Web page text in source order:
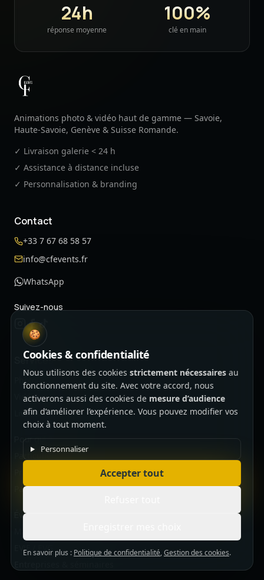
24h
réponse moyenne
100%
clé en main
CF Events
Animations photo & vidéo haut de gamme — Savoie,
Haute-Savoie, Genève & Suisse Romande.
✓ Livraison galerie < 24 h
✓ Assistance à distance incluse
✓ Personnalisation & branding
Contact
+33 7 67 68 58 57
info@cfevents.fr
WhatsApp
Suivez-nous
Services
Photobooth
Vidéobooth 360°
Livre d'or audio
Pour qui ?
Particuliers
Partenariats
Événements
EVJF / EVG
🍪
Cookies & confidentialité
Nous utilisons des cookies strictement nécessairesau
fonctionnement du site. Avec votre accord, nous
activerons aussi des cookies de mesure d’audience
afin d’améliorer l’expérience. Vous pouvez modifier vos
choix à tout moment.
Personnaliser
Accepter tout
En savoir plus : Politique de confidentialité,Gestion des cookies.